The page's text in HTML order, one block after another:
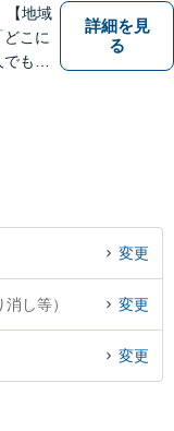
【地域
こに
も等
詳細を見
る
変更
し等） 変更
変更